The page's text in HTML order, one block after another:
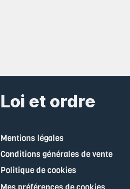
Loi et ordre
Mentions légales
Conditions générales de vente
Politique de cookies